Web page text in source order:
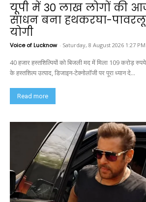
यूपी में 30 लाख लोगों की
साधन बना हथकरघा-
योगी
Voice of Lucknow - Saturday, 8 August 2026 1:27 PM
40 हजार हस्तशिल्पियों को बिजली मद में मिला 109 करोड़ रुपये
के हस्तशिल्प उत्पाद, डिजाइन-टेक्नोलॉजी पर पूरा ध्यान दे...
Read more